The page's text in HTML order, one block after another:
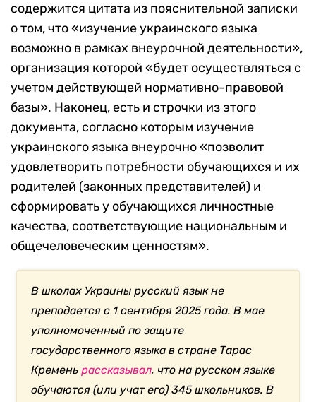
содержится цитата из пояснительной записки
о том, что «изучение украинского языка
возможно в рамках внеурочной деятельности»,
организация которой «будет осуществляться с
учетом действующей нормативно-правовой
базы». Наконец, есть и строчки из этого
документа, согласно которым изучение
украинского языка внеурочно «позволит
удовлетворить потребности обучающихся и их
родителей (законных представителей) и
сформировать у обучающихся личностные
качества, соответствующие национальным и
общечеловеческим ценностям».
В школах Украины русский язык не
преподается с 1 сентября 2025 года. В мае
уполномоченный по защите
государственного языка в стране Тарас
Кременьрассказывал, что на русском языке
обучаются (или учат его) 345 школьников. В